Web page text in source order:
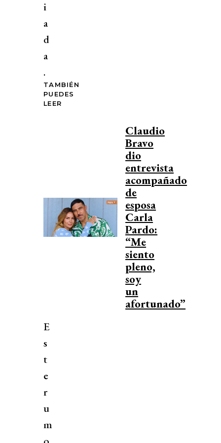
i
a
d
a
.
TAMBIÉN
PUEDES
LEER
Claudio
Bravo
dio
entrevista
acompañado
de
esposa
Carla
Pardo:
“Me
siento
pleno,
soy
un
afortunado”
E
s
t
e
r
u
m